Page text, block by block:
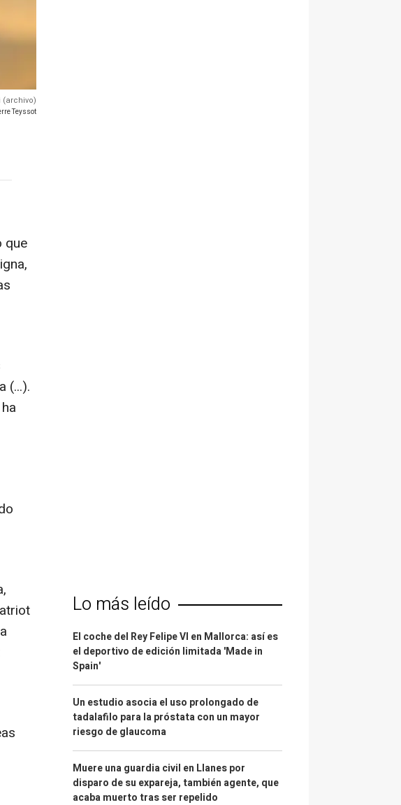
(archivo)
Teyssot
que
(...).
Lo más leído
El coche del Rey Felipe VI en Mallorca: así es
el deportivo de edición limitada 'Made in
Spain'
Un estudio asocia el uso prolongado de
tadalafilo para la próstata con un mayor
riesgo de glaucoma
Muere una guardia civil en Llanes por
disparo de su expareja, también agente, que
acaba muerto tras ser repelido